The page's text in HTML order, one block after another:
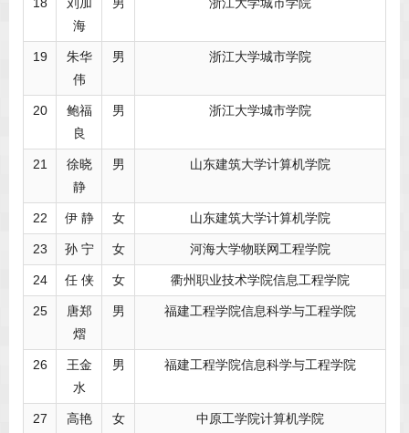
海
19
朱华
伟
男 浙江大学城市学院
20
鲍福
良
男 浙江大学城市学院
21
徐晓
静
男 山东建筑大学计算机学院
22 伊 静 女 山东建筑大学计算机学院
23 孙 宁 女 河海大学物联网工程学院
24 任 侠 女 衢州职业技术学院信息工程学院
25
唐郑
熠
男 福建工程学院信息科学与工程学院
26
王金
水
男 福建工程学院信息科学与工程学院
27
高艳
女 中原工学院计算机学院